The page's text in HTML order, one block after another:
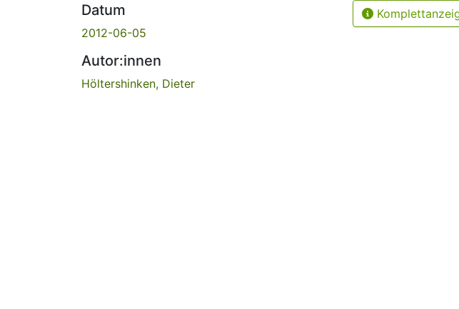
Datum
2012-06-05
Autor:innen
Höltershinken, Dieter